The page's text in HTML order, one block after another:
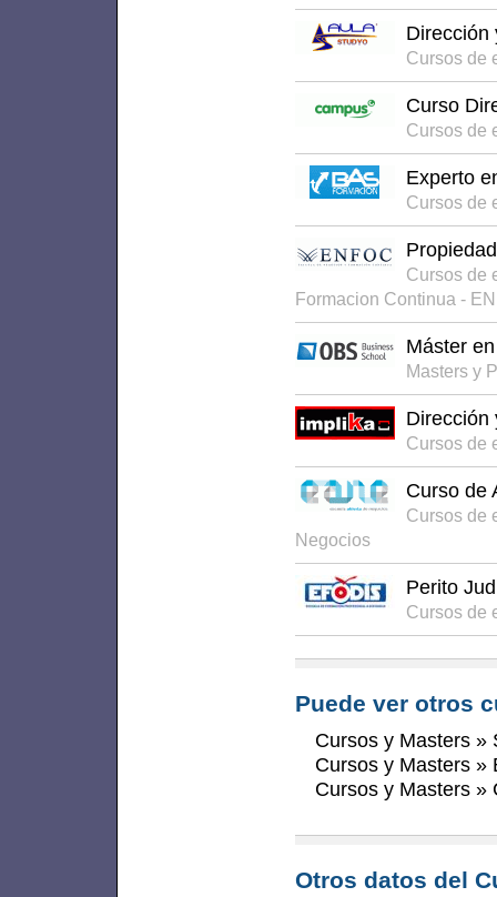
Dirección
Cursos de
Curso
Cursos de
Experto
Cursos de
Cursos de
Formacion Continua -
Máster
Masters y
Dirección
Cursos de
Curso de
Cursos de
Negocios
Perito
Cursos de
Puede ver otros
Cursos y Masters »
Cursos y Masters »
Cursos y Masters »
Otros datos del